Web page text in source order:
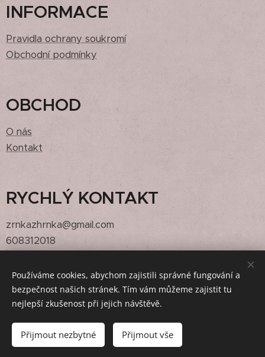
Do košíku
INFORMACE
Pravidla ochrany soukromí
Obchodní podmínky
OBCHOD
O nás
Kontakt
RYCHLÝ KONTAKT
zrnkazhrnka@gmail.com
608312018
@zrnkazhrnka,@zemedilna Cookies
Používáme cookies, abychom zajistili správné fungování a
bezpečnost našich stránek. Tím vám můžeme zajistit tu
nejlepší zkušenost při jejich návštěvě.
Přijmout nezbytné Přijmout vše